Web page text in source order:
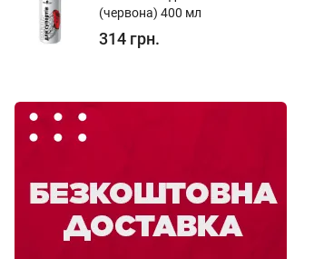
208 грн.
(червона) 400 мл
314 грн.